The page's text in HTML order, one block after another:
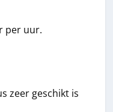
per uur.
zeer geschikt is